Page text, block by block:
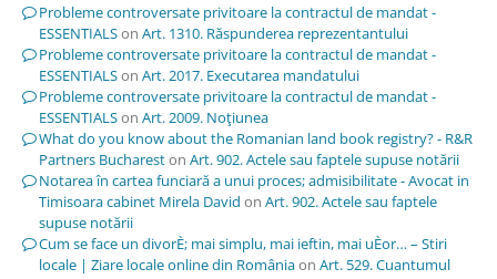
Probleme controversate privitoare la contractul de mandat -
ESSENTIALSon Art. 1310. Răspunderea reprezentantului
Probleme controversate privitoare la contractul de mandat -
ESSENTIALSon Art. 2017. Executarea mandatului
Probleme controversate privitoare la contractul de mandat -
ESSENTIALSon Art. 2009. Noţiunea
What do you know about the Romanian land book registry? - R&R
Partners Buchareston Art. 902. Actele sau faptele supuse notării
Notarea în cartea funciară a unui proces; admisibilitate - Avocat in
Timisoara cabinet Mirela David on Art. 902. Actele sau faptele
supuse notării
Cum se face un divorÈ; mai simplu, mai ieftin, mai uÈor… – Stiri
locale | Ziare locale online din Româniaon Art. 529. Cuantumul